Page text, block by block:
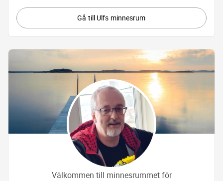
Gå till Ulfs minnesrum
Välkommen till minnesrummet för